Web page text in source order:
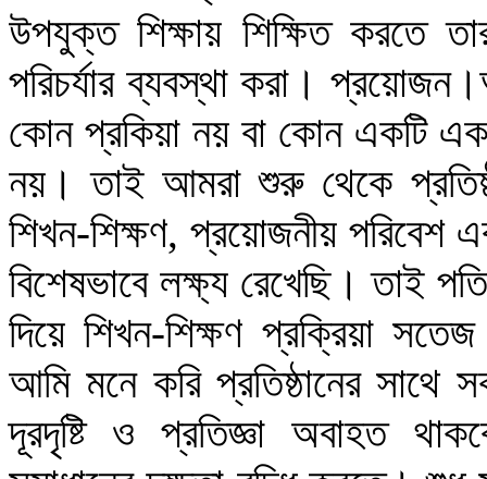
উপযুক্ত শিক্ষায় শিক্ষিত করতে
পরিচর্যার ব্যবস্থা করা।
কোন প্রকিয়া নয় বা কোন একটি
নয়। তাই আমরা শুরু থেকে
শিখন-শিক্ষণ, প্রয়োজনীয় পরিবেশ
বিশেষভাবে লক্ষ্য রেখেছি। তাই
দিয়ে শিখন-শিক্ষণ প্রক্রিয়া
আমি মনে করি প্রতিষ্ঠানের
দূরদৃষ্টি ও প্রতিজ্ঞা অবাহত